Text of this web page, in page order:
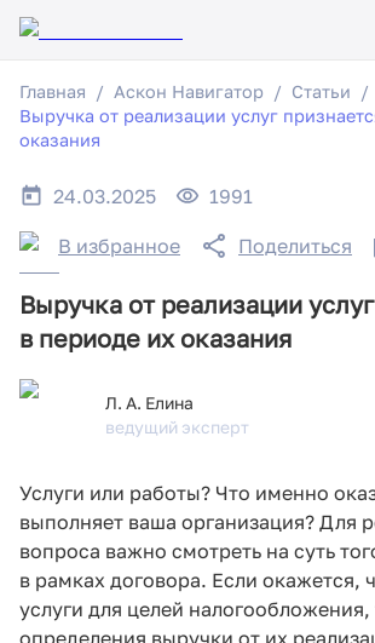
Главная Аскон Навигатор
Статьи
Выручка от реализации услуг
оказания
24.03.2025 1991
В избранное Поделиться
Выручка от реализации
в периоде их оказания
Услуги или работы? Что именно
выполняет ваша организация? Для
вопроса важно смотреть на суть
в рамках договора. Если окажется,
услуги для целей
определения выручки от их
Л. А. Елина
ведущий эксперт